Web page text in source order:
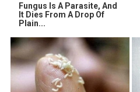
Fungus Is A Parasite, And
It Dies From A Drop Of
Plain...